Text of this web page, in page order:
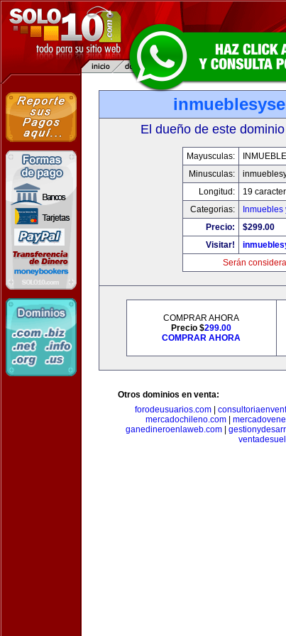
El dueño de este
Mayusculas:
Minusculas:
Longitud:
19
Categorias:
Precio:
$299.00
Visitar!
Serán
COMPRAR AHORA
Precio $299.00
COMPRAR AHORA
Otros dominios en venta:
forodeusuarios.com
mercadochileno.com
ganedineroenlaweb.com